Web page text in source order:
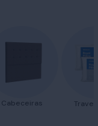
Cabeceiras